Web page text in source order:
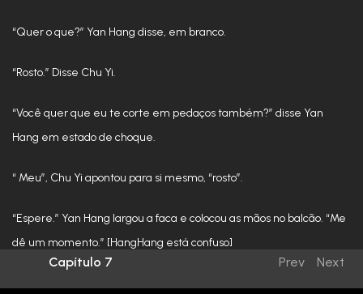
“Quer o que?” Yan Hang disse, em branco.
“Rosto.” Disse Chu Yi.
“Você quer que eu te corte em pedaços também?” disse Yan
Hang em estado de choque.
“ Meu”, Chu Yi apontou para si mesmo, “rosto”.
“Espere.” Yan Hang largou a faca e colocou as mãos no balcão. “Me
dê um momento.” [HangHang está confuso]
Capítulo 7 Prev Next